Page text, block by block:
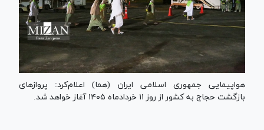
هواپیمایی جمهوری اسلامی ایران (هما) اعلام‌کرد: پرواز‌های
بازگشت حجاج به کشور از روز ۱۱ خردادماه ۱۴۰۵ آغاز خواهد شد.